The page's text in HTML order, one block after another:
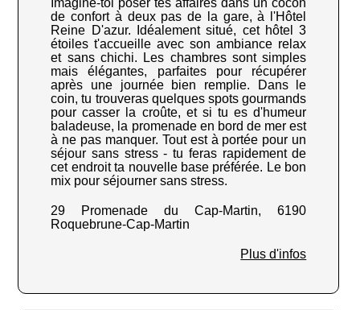
Imagine-toi poser tes affaires dans un cocon
de confort à deux pas de la gare, à l'Hôtel
Reine D'azur. Idéalement situé, cet hôtel 3
étoiles t'accueille avec son ambiance relax
et sans chichi. Les chambres sont simples
mais élégantes, parfaites pour récupérer
après une journée bien remplie. Dans le
coin, tu trouveras quelques spots gourmands
pour casser la croûte, et si tu es d'humeur
baladeuse, la promenade en bord de mer est
à ne pas manquer. Tout est à portée pour un
séjour sans stress - tu feras rapidement de
cet endroit ta nouvelle base préférée. Le bon
mix pour séjourner sans stress.
29 Promenade du Cap-Martin, 6190
Roquebrune-Cap-Martin
Plus d'infos